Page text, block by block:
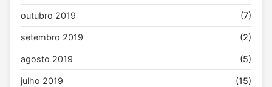
outubro 2019 (7)
setembro 2019 (2)
agosto 2019 (5)
julho 2019 (15)